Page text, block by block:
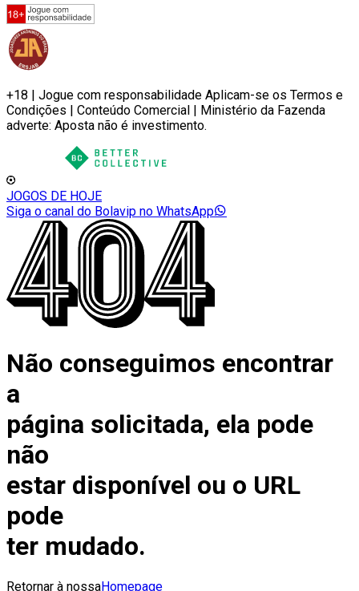
+18 | Jogue com responsabilidade Aplicam-se os Termos e
Condições | Conteúdo Comercial | Ministério da Fazenda
adverte: Aposta não é investimento.
JOGOS DE HOJE
Siga o canal do Bolavip no WhatsApp
Não conseguimos encontrar
a
página solicitada, ela pode
não
estar disponível ou o URL
pode
ter mudado.
Retornar à nossaHomepage